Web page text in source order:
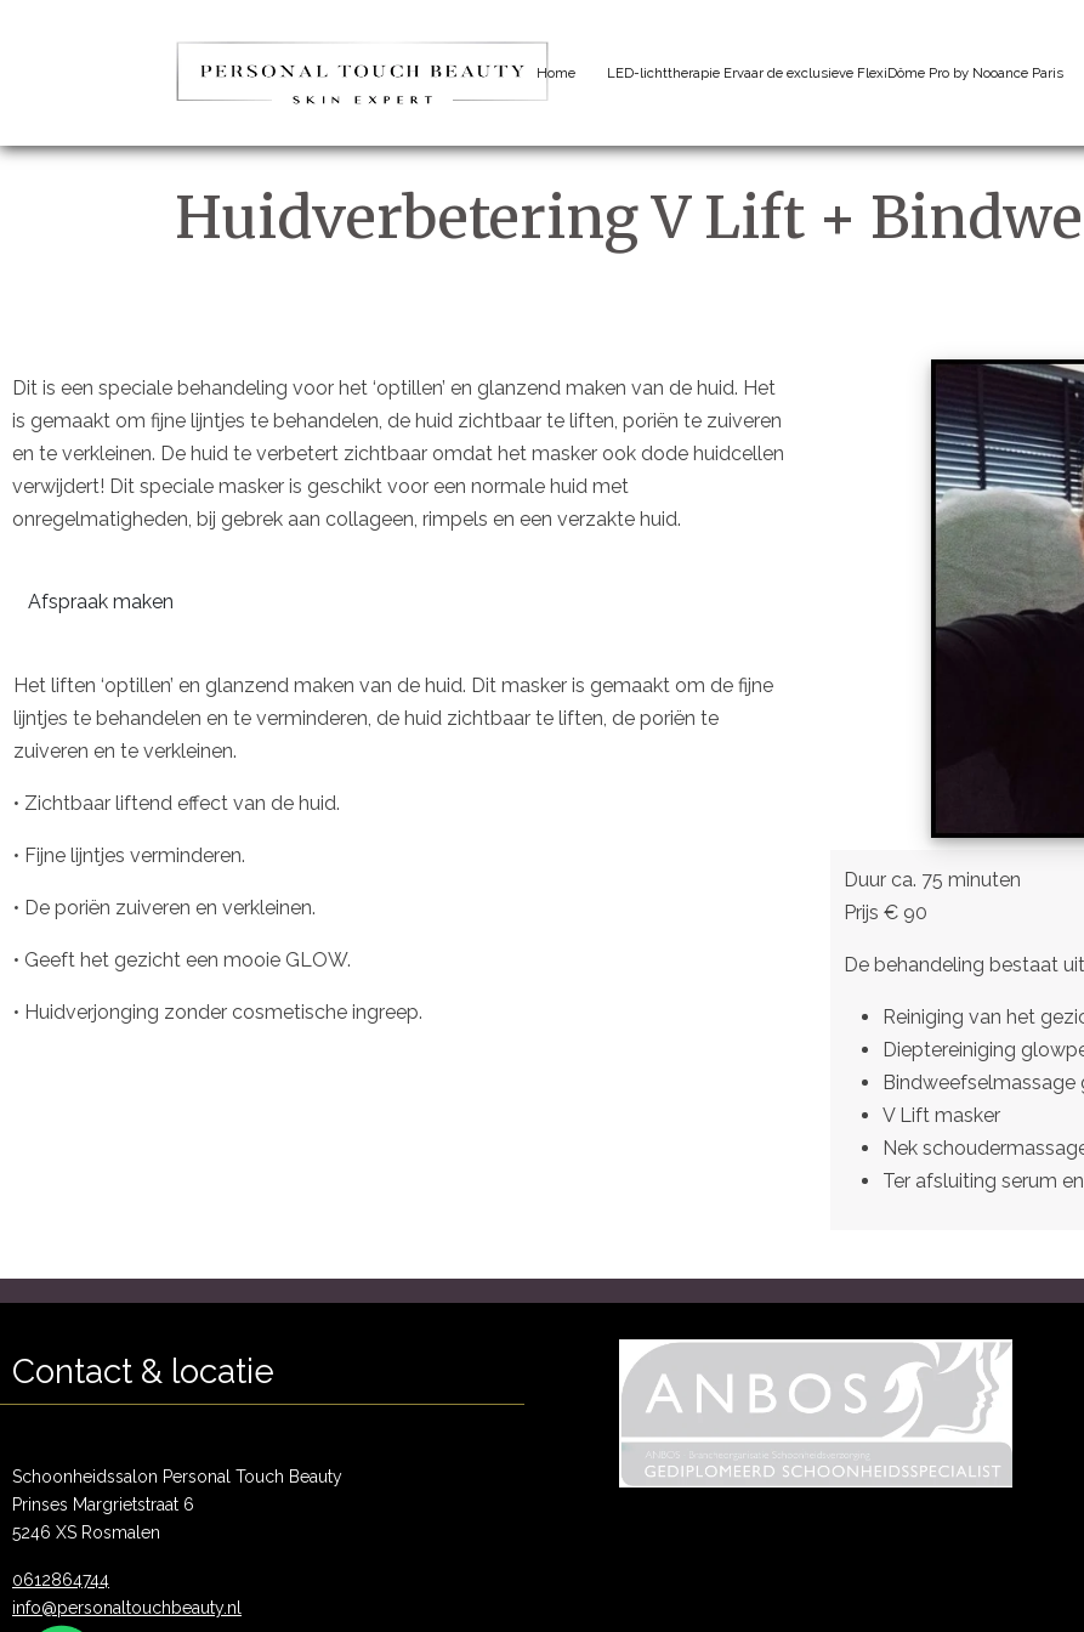
Home LED-lichttherapie Ervaar de exclusieve FlexiDôme Pro by Nooance Paris
Huidverbetering V Lift +
Dit is een speciale behandeling voor het ‘optillen’ en glanzend maken van de huid. Het
is gemaakt om fijne lijntjes te behandelen, de huid zichtbaar te liften, poriën te zuiveren
en te verkleinen. De huid te verbetert zichtbaar omdat het masker ook dode huidcellen
verwijdert! Dit speciale masker is geschikt voor een normale huid met
onregelmatigheden, bij gebrek aan collageen, rimpels en een verzakte huid.
Afspraak maken
Het liften ‘optillen’ en glanzend maken van de huid. Dit masker is gemaakt om de fijne
lijntjes te behandelen en te verminderen, de huid zichtbaar te liften, de poriën te
zuiveren en te verkleinen.
• Zichtbaar liftend effect van de huid.
• Fijne lijntjes verminderen.
• De poriën zuiveren en verkleinen.
• Geeft het gezicht een mooie GLOW.
• Huidverjonging zonder cosmetische ingreep.
Duur ca. 75 minuten
Prijs € 90
De behandeling bestaat
Reiniging van het
Dieptereiniging
Bindweefselmassage
V Lift masker
Nek
Ter afsluiting serum
Contact & locatie
Schoonheidssalon Personal Touch Beauty
Prinses Margrietstraat 6
5246 XS Rosmalen
0612864744
info@personaltouchbeauty.nl